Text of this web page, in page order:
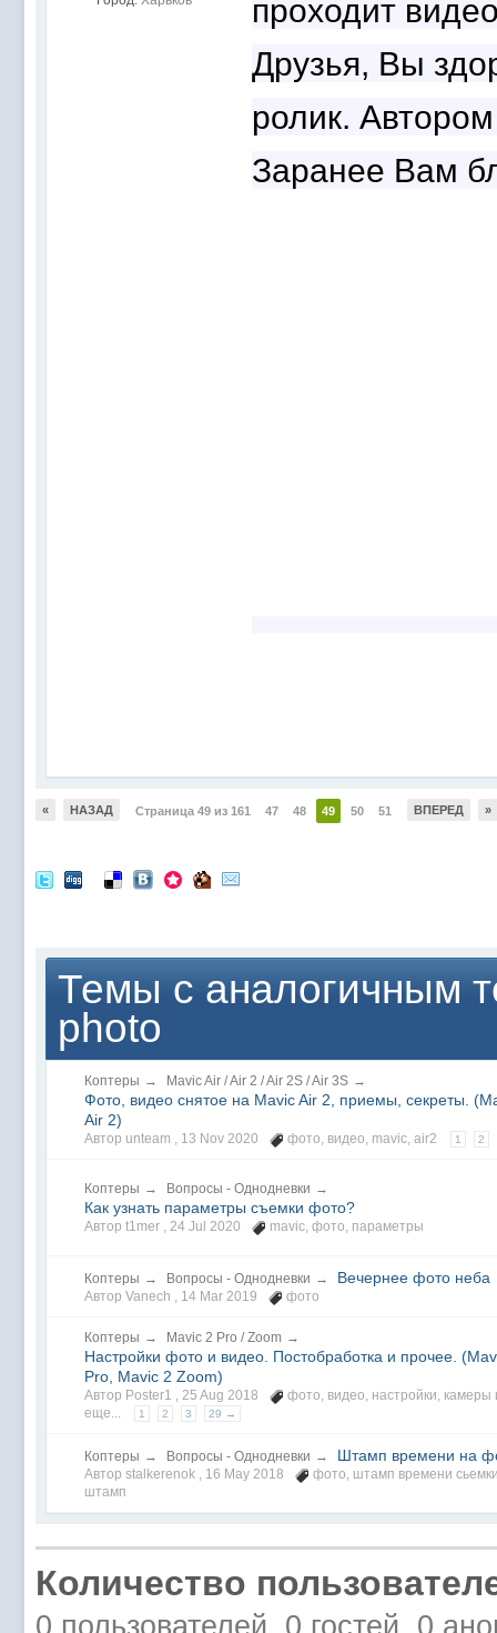
проходит
Друзья, Вы
ролик.
Заранее Вам
« НАЗАД Страница 49 из 161 47 48 49 50 51 ВПЕРЕД »
Темы с аналогичным
photo
Коптеры → Mavic Air / Air 2 / Air 2S / Air 3S →
Фото, видео снятое на Mavic Air 2, приемы, секреты.
Air 2)
Автор unteam , 13 Nov 2020 фото, видео, mavic, air2 1 2
Коптеры → Вопросы - Однодневки →
Как узнать параметры съемки фото?
Автор t1mer , 24 Jul 2020 mavic, фото, параметры
Коптеры → Вопросы - Однодневки → Вечернее фото неба
Автор Vanech , 14 Mar 2019 фото
Коптеры → Mavic 2 Pro / Zoom →
Настройки фото и видео. Постобработка и прочее.
Pro, Mavic 2 Zoom)
Автор Poster1 , 25 Aug 2018 фото, видео, настройки, камеры
еще...
1 2 3 29 →
Коптеры → Вопросы - Однодневки → Штамп времени на
Автор stalkerenok , 16 May 2018 фото, штамп времени
штамп
Количество
0 пользователей, 0 гостей, 0